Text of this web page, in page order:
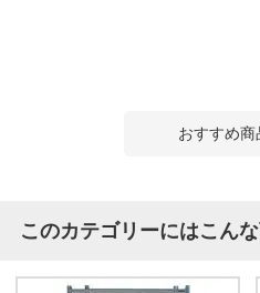
おすすめ商
このカテゴリーにはこん